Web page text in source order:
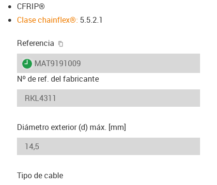
CFRIP®
Clase chainflex®: 5.5.2.1
Referencia
igus-icon-lieferzeit
MAT9191009
Nº de ref. del fabricante
Diámetro exterior (d) máx. [mm]
Tipo de cable